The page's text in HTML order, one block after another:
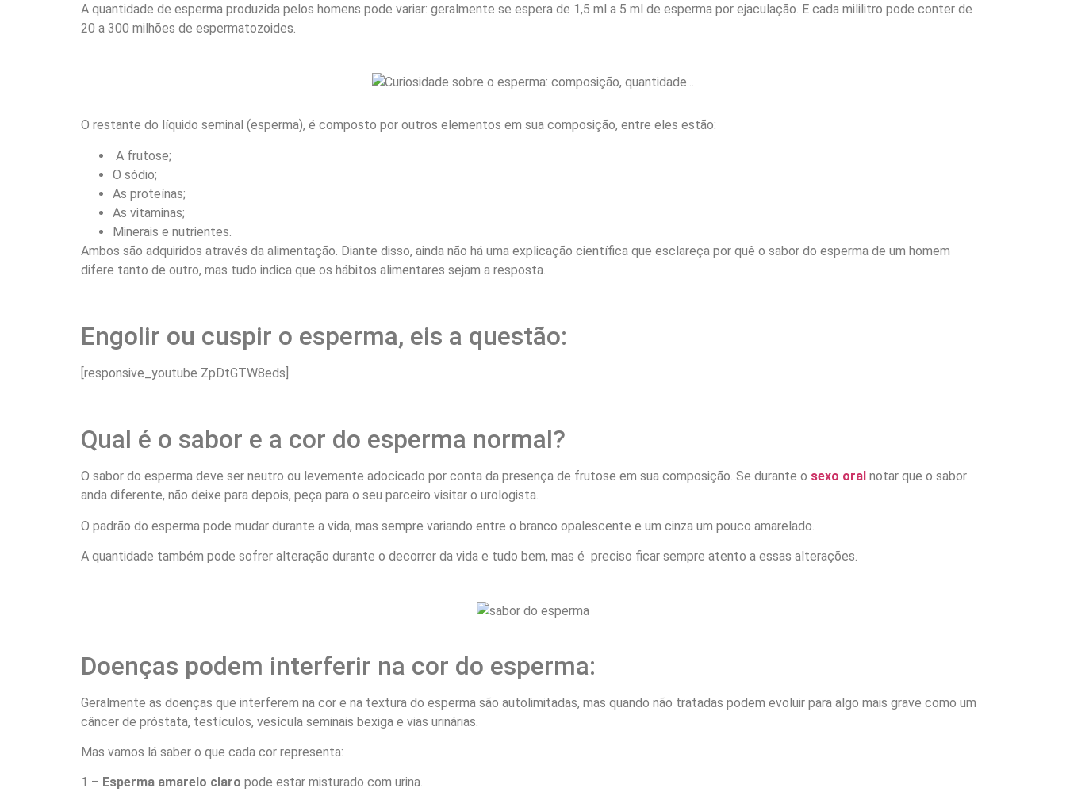
A quantidade de esperma produzida pelos homens pode variar: geralmente se espera de 1,5 ml a 5 ml de esperma por ejaculação. E cada mililitro pode conter de
20 a 300 milhões de espermatozoides.
O restante do líquido seminal (esperma), é composto por outros elementos em sua composição, entre eles estão:
A frutose;
O sódio;
As proteínas;
As vitaminas;
Minerais e nutrientes.
Ambos são adquiridos através da alimentação. Diante disso, ainda não há uma explicação científica que esclareça por quê o sabor do esperma de um homem
difere tanto de outro, mas tudo indica que os hábitos alimentares sejam a resposta.
Engolir ou cuspir o esperma, eis a questão:
[responsive_youtube ZpDtGTW8eds]
Qual é o sabor e a cor do esperma normal?
O sabor do esperma deve ser neutro ou levemente adocicado por conta da presença de frutose em sua composição. Se durante o sexo oral notar que o sabor
anda diferente, não deixe para depois, peça para o seu parceiro visitar o urologista.
O padrão do esperma pode mudar durante a vida, mas sempre variando entre o branco opalescente e um cinza um pouco amarelado.
A quantidade também pode sofrer alteração durante o decorrer da vida e tudo bem, mas é preciso ficar sempre atento a essas alterações.
Doenças podem interferir na cor do esperma:
Geralmente as doenças que interferem na cor e na textura do esperma são autolimitadas, mas quando não tratadas podem evoluir para algo mais grave como um
câncer de próstata, testículos, vesícula seminais bexiga e vias urinárias.
Mas vamos lá saber o que cada cor representa:
1 – Esperma amarelo claro pode estar misturado com urina.